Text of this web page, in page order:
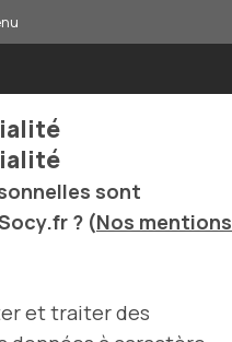
sont
? (Nos mentions
et traiter des